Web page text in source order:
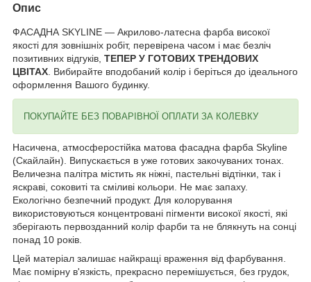
Опис
ФАСАДНА SKYLINE — Акрилово-латесна фарба високої
якості для зовнішніх робіт, перевірена часом і має безліч
позитивних відгуків, ТЕПЕР У ГОТОВИХ ТРЕНДОВИХ
ЦВІТАХ . Вибирайте вподобаний колір і беріться до ідеального
оформлення Вашого будинку.
ПОКУПАЙТЕ БЕЗ ПОВАРІВНОЇ ОПЛАТИ ЗА КОЛЕВКУ
Насичена, атмосферостійка матова фасадна фарба Skyline
(Скайлайн). Випускається в уже готових закочуваних тонах.
Величезна палітра містить як ніжні, пастельні відтінки, так і
яскраві, соковиті та сміливі кольори. Не має запаху.
Екологічно безпечний продукт. Для колорування
використовуються концентровані пігменти високої якості, які
зберігають первозданний колір фарби та не блякнуть на сонці
понад 10 років.
Цей матеріал залишає найкращі враження від фарбування.
Має помірну в'язкість, прекрасно перемішується, без грудок,